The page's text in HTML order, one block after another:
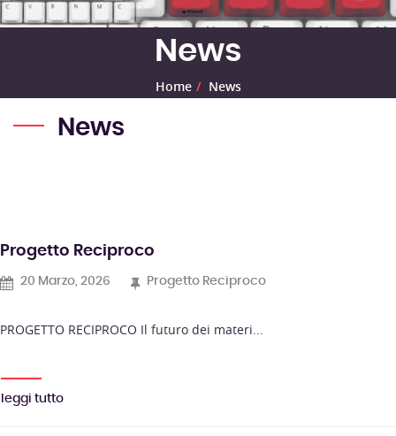
News
Home News
News
Progetto Reciproco
20 Marzo, 2026 Progetto Reciproco
PROGETTO RECIPROCO Il futuro dei materi...
leggi tutto